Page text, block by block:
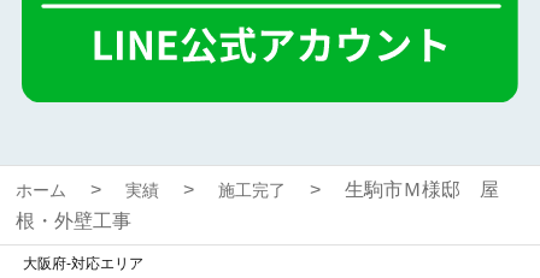
ホーム 実績 施工完了
生駒市Ｍ様邸 屋
根・外壁工事
大阪府-対応エリア